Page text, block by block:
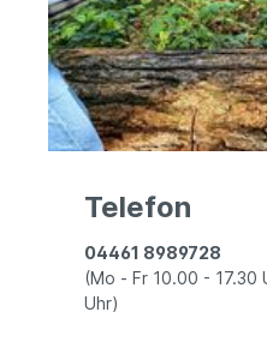
Telefon
04461 8989728
(Mo - Fr 10.00 - 17.30
Uhr)